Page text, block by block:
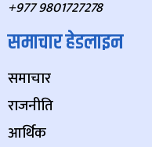
+977 9801727278
समाचार हेडलाइन
समाचार
राजनीति
आर्थिक